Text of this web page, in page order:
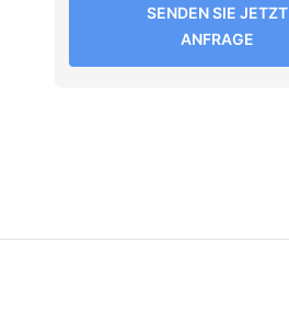
SENDEN SIE JETZT
ANFRAGE